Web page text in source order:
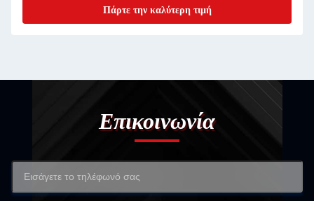
Πάρτε την καλύτερη τιμή
Επικοινωνία